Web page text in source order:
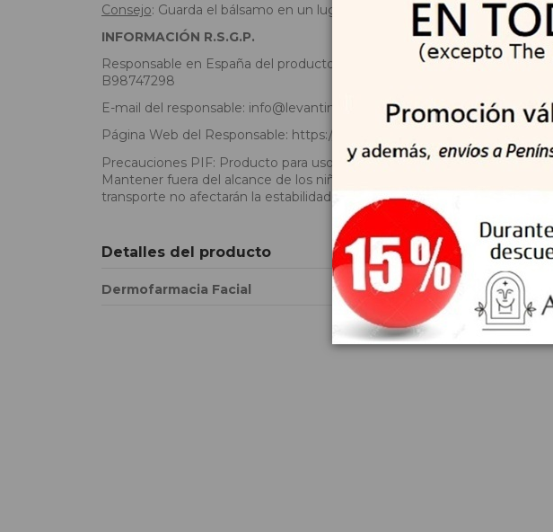
Consejo: Guarda el bálsamo en un lugar fresco y oscuro (15-21°C) para
INFORMACIÓN R.S.G.P.
Responsable en España del producto y dirección: Levantina de
B98747298
E-mail del responsable: info@levantinadeorganicos.es
Página Web del Responsable: https://www.levantinadeorganicos.es/
Precauciones PIF: Producto para uso externo únicamente. No utilizar
Mantener fuera del alcance de los niños. Conservar el producto a
transporte no afectarán la estabilidad ni las propiedades del producto.
Detalles del producto
Dermofarmacia Facial